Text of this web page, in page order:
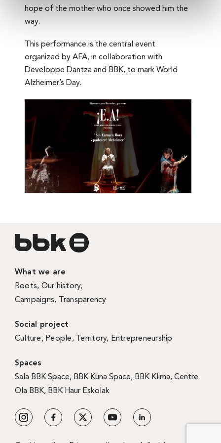
hope of the mother who once showed him the
way.
This performance is the central event
organized by AFA, in collaboration with
Developpe Dantza and BBK, to mark World
Alzheimer’s Day.
What we are
Roots, Our history,
Campaigns, Transparency
Social project
Culture, People, Territory, Entrepreneurship
Spaces
Sala BBK Space, BBK Kuna Space, BBK Klima, Centre
Ola BBK, BBK Haur Eskolak